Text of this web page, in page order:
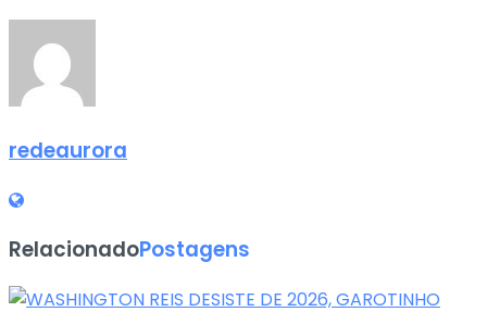
redeaurora
RelacionadoPostagens